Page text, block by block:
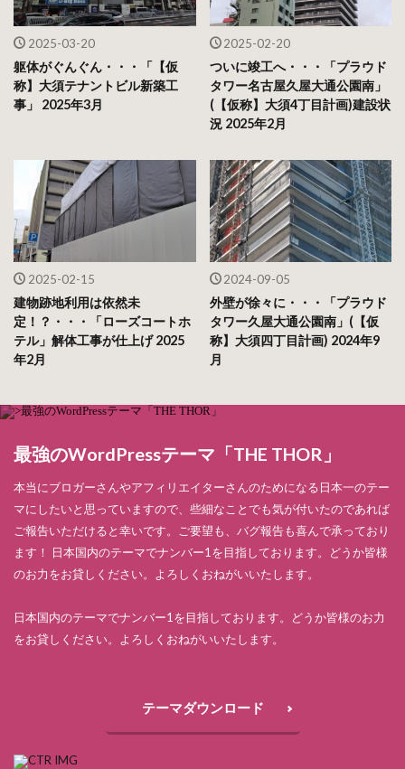
2025-03-20
躯体がぐんぐん・・・「【仮
称】大須テナントビル新築工
事」 2025年3月
2025-02-20
ついに竣工へ・・・「プラウド
タワー名古屋久屋大通公園南」
(【仮称】大須4丁目計画)建設状
況 2025年2月
2025-02-15
建物跡地利用は依然未
定！？・・・「ローズコートホ
テル」解体工事が仕上げ 2025
年2月
2024-09-05
外壁が徐々に・・・「プラウド
タワー久屋大通公園南」(【仮
称】大須四丁目計画) 2024年9
月
最強のWordPressテーマ「THE THOR」
本当にブロガーさんやアフィリエイターさんのためになる日本一のテー
マにしたいと思っていますので、些細なことでも気が付いたのであれば
ご報告いただけると幸いです。ご要望も、バグ報告も喜んで承っており
ます！ 日本国内のテーマでナンバー1を目指しております。どうか皆様
のお力をお貸しください。よろしくおねがいいたします。
日本国内のテーマでナンバー1を目指しております。どうか皆様のお力
をお貸しください。よろしくおねがいいたします。
テーマダウンロード